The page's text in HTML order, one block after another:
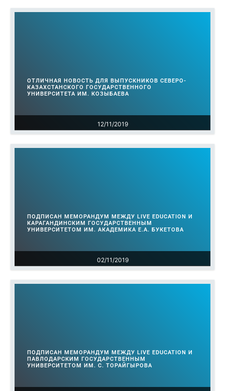
12/11/2019
ОТЛИЧНАЯ НОВОСТЬ ДЛЯ ВЫПУСКНИКОВ СЕВЕРО-
КАЗАХСТАНСКОГО ГОСУДАРСТВЕННОГО
УНИВЕРСИТЕТА ИМ. КОЗЫБАЕВА
02/11/2019
ПОДПИСАН МЕМОРАНДУМ МЕЖДУ LIVE EDUCATION И
КАРАГАНДИНСКИМ ГОСУДАРСТВЕННЫМ
УНИВЕРСИТЕТОМ ИМ. АКАДЕМИКА Е.А. БУКЕТОВА
ПОДПИСАН МЕМОРАНДУМ МЕЖДУ LIVE EDUCATION И
ПАВЛОДАРСКИМ ГОСУДАРСТВЕННЫМ
УНИВЕРСИТЕТОМ ИМ. С. ТОРАЙГЫРОВА